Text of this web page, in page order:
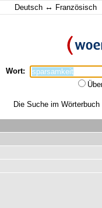
Deutsch ↔ Französisch
Wort:
Die Suche im